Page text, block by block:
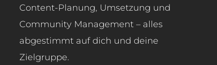
Content-Planung, Umsetzung und
Community Management – alles
abgestimmt auf dich und deine
Zielgruppe.